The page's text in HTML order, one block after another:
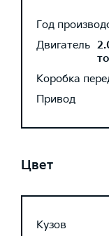
Год
Двигатель
Коробка
Привод
Цвет
Кузов